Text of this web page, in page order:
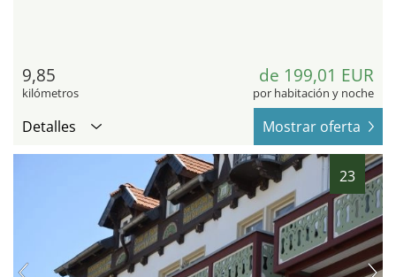
9,85
kilómetros
de 199,01 EUR
por habitación y noche
Detalles Mostrar oferta
23